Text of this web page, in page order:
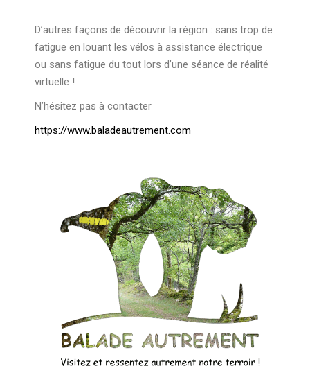
D’autres façons de découvrir la région : sans trop de
fatigue en louant les vélos à assistance électrique
ou sans fatigue du tout lors d’une séance de réalité
virtuelle !
N’hésitez pas à contacter
https://www.baladeautrement.com